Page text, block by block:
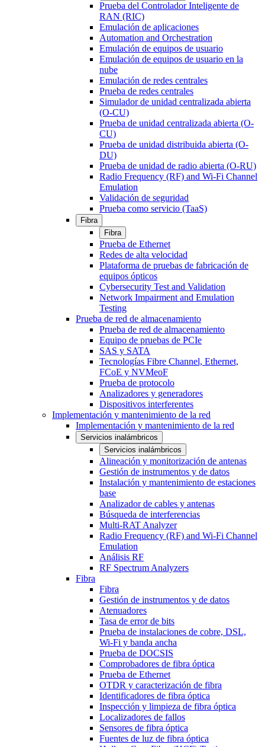
Prueba del Controlador Inteligente de
RAN (RIC)
Emulación de aplicaciones
Automation and Orchestration
Emulación de equipos de usuario
Emulación de equipos de usuario en la
nube
Emulación de redes centrales
Prueba de redes centrales
Simulador de unidad centralizada abierta
(O-CU)
Prueba de unidad centralizada abierta (O-
CU)
Prueba de unidad distribuida abierta (O-
DU)
Prueba de unidad de radio abierta (O-RU)
Radio Frequency (RF) and Wi-Fi Channel
Emulation
Validación de seguridad
Prueba como servicio (TaaS)
Fibra
Fibra
Prueba de Ethernet
Redes de alta velocidad
Plataforma de pruebas de fabricación de
equipos ópticos
Cybersecurity Test and Validation
Network Impairment and Emulation
Testing
Prueba de red de almacenamiento
Prueba de red de almacenamiento
Equipo de pruebas de PCIe
SAS y SATA
Tecnologías Fibre Channel, Ethernet,
FCoE y NVMeoF
Prueba de protocolo
Analizadores y generadores
Dispositivos interferentes
Implementación y mantenimiento de la red
Implementación y mantenimiento de la red
Servicios inalámbricos
Servicios inalámbricos
Alineación y monitorización de antenas
Gestión de instrumentos y de datos
Instalación y mantenimiento de estaciones
base
Analizador de cables y antenas
Búsqueda de interferencias
Multi-RAT Analyzer
Radio Frequency (RF) and Wi-Fi Channel
Emulation
Análisis RF
RF Spectrum Analyzers
Fibra
Fibra
Gestión de instrumentos y de datos
Atenuadores
Tasa de error de bits
Prueba de instalaciones de cobre, DSL,
Wi-Fi y banda ancha
Prueba de DOCSIS
Comprobadores de fibra óptica
Prueba de Ethernet
OTDR y caracterización de fibra
Identificadores de fibra óptica
Inspección y limpieza de fibra óptica
Localizadores de fallos
Sensores de fibra óptica
Fuentes de luz de fibra óptica